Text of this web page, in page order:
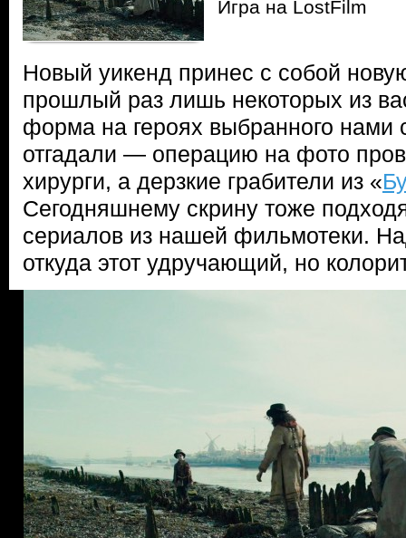
Игра на LostFilm
Новый уикенд принес с собой
прошлый раз лишь некоторых из
форма на героях выбранного нами
отгадали — операцию на фото
хирурги, а дерзкие грабители из «
Сегодняшнему скрину тоже
сериалов из нашей фильмотеки.
откуда этот удручающий, но